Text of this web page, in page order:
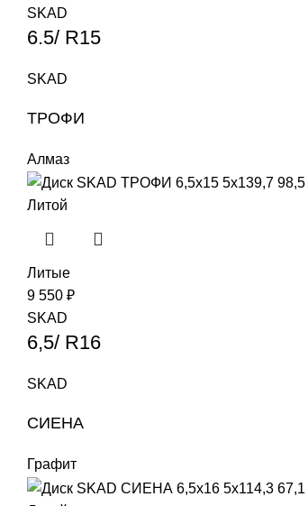
SKAD
6.5/ R15
SKAD
ТРОФИ
Алмаз
Литой
Литые
9 550 ₽
SKAD
6,5/ R16
SKAD
СИЕНА
Графит